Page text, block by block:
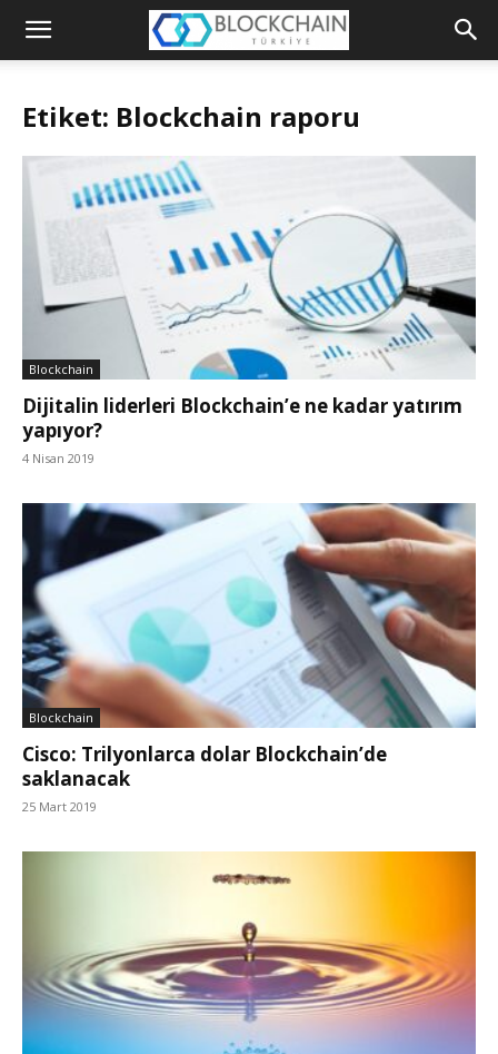
Blockchain
Etiket: Blockchain raporu
Blockchain
Dijitalin liderleri Blockchain’e ne kadar yatırım
yapıyor?
4 Nisan 2019
Blockchain
Cisco: Trilyonlarca dolar Blockchain’de
saklanacak
25 Mart 2019